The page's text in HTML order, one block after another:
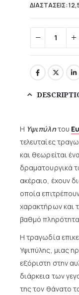
ΔΙΑΣΤΑΣΕΙΣ:
Η Υψιπύλητου
τελευταίες
και θεωρείται
δραματουργικά
ακέραιο, έχουν
οποία
χαρακτήρων και
βαθμό
Η τραγωδία
Υψιπύλης, μιας
εξόριστη στην
διάρκεια των
της τον θάνατο